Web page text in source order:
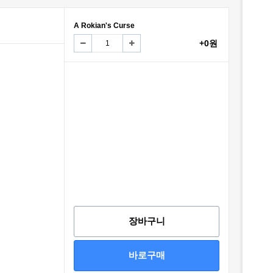
A Rokian's Curse
+0원
장바구니
바로구매